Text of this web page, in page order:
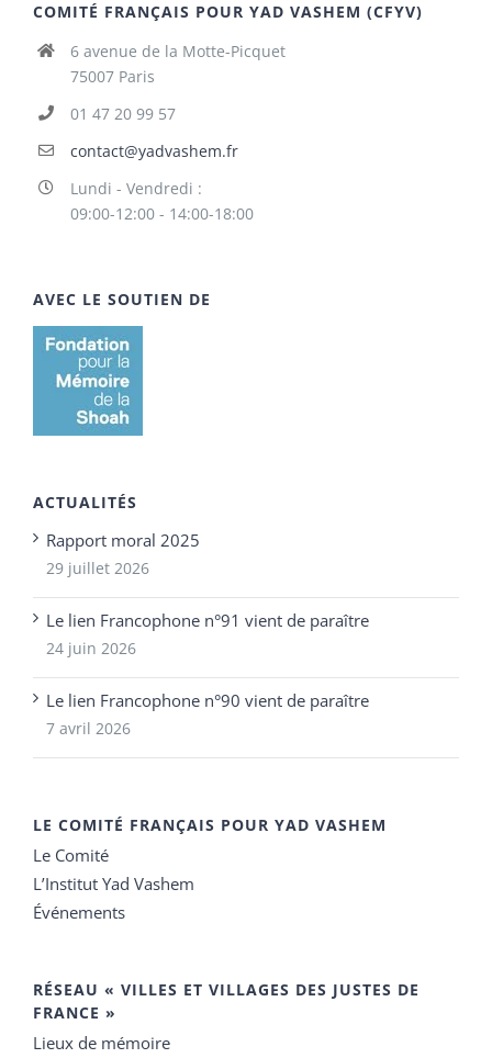
COMITÉ FRANÇAIS POUR YAD VASHEM (CFYV)
6 avenue de la Motte-Picquet
75007 Paris
01 47 20 99 57
contact@yadvashem.fr
Lundi - Vendredi :
09:00-12:00 - 14:00-18:00
AVEC LE SOUTIEN DE
ACTUALITÉS
Rapport moral 2025
29 juillet 2026
Le lien Francophone n°91 vient de paraître
24 juin 2026
Le lien Francophone n°90 vient de paraître
7 avril 2026
LE COMITÉ FRANÇAIS POUR YAD VASHEM
Le Comité
L’Institut Yad Vashem
Événements
RÉSEAU « VILLES ET VILLAGES DES JUSTES DE
FRANCE »
Lieux de mémoire